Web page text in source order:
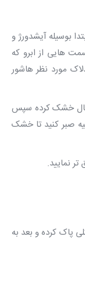
بوسیله آیشدورژ و
هایی از ابرو که
مورد نظر هاشور
خشک کرده سپس
صبر کنید تا خشک
پاک کرده و بعد به